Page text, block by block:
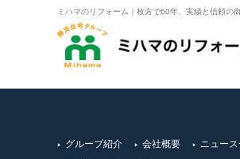
ミハマのリフォーム｜枚方で60年、実績と信頼の
グループ紹介 会社概要 ニュー